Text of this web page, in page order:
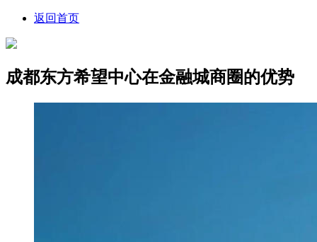
返回首页
成都东方希望中心在金融城商圈的优势